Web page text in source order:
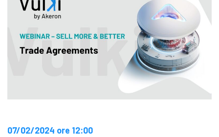
Akeron Corporate
Community
07/02/2024 ore 12:00